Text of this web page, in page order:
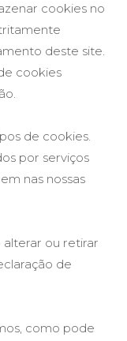
cookies no
deste site.
cookies
de cookies.
por serviços
nas nossas
ou retirar
de
como pode